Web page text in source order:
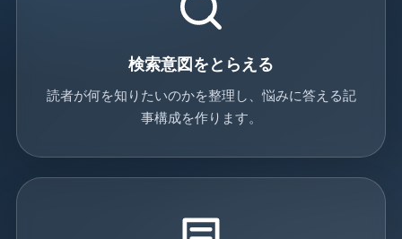
検索意図をとらえる
読者が何を知りたいのかを整理し、悩みに答える記
事構成を作ります。